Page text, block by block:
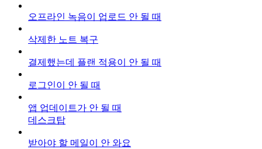
오프라인 녹음이 업로드 안 될 때
삭제한 노트 복구
결제했는데 플랜 적용이 안 될 때
로그인이 안 될 때
앱 업데이트가 안 될 때
데스크탑
받아야 할 메일이 안 와요